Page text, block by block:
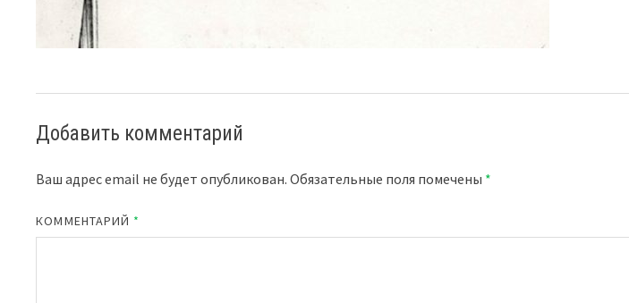
Добавить комментарий
Ваш адрес email не будет опубликован. Обязательные поля помечены *
КОММЕНТАРИЙ *